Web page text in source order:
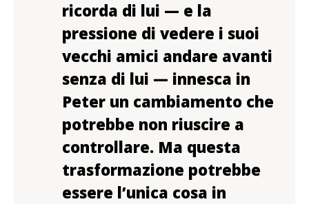
ricorda di lui — e la
pressione di vedere i suoi
vecchi amici andare avanti
senza di lui — innesca in
Peter un cambiamento che
potrebbe non riuscire a
controllare. Ma questa
trasformazione potrebbe
essere l’unica cosa in